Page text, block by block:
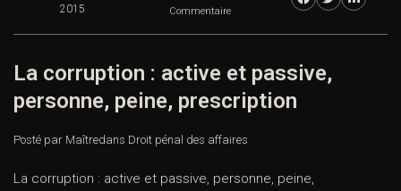
2015 Commentaire
La corruption : active et passive,
personne, peine, prescription
Posté par Maîtredans Droit pénal des affaires
La corruption : active et passive, personne, peine,